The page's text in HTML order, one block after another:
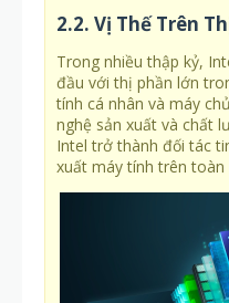
2.2. Vị Thế Trên
Trong nhiều thập kỷ,
đầu với thị phần lớn
tính cá nhân và máy
nghệ sản xuất và chất
Intel trở thành đối tác
xuất máy tính trên toàn